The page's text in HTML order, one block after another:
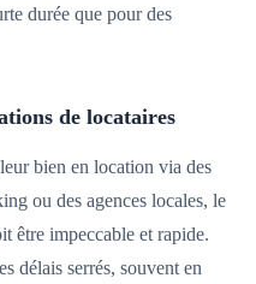
durée que pour des
de locataires
bien en location via des
ou des agences locales, le
être impeccable et rapide.
délais serrés, souvent en